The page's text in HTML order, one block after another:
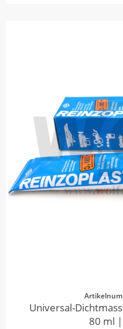
Universal-
80 ml |